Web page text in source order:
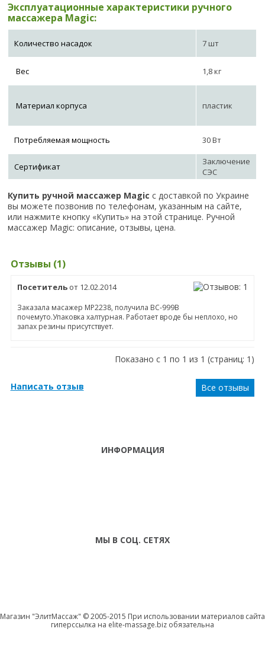
Эксплуатационные характеристики ручного
массажера Magic:
Количество насадок 7 шт
Вес 1,8 кг
Материал корпуса пластик
Потребляемая мощность 30 Вт
Сертификат
Заключение
СЭС
Купить ручной массажер Magic с доставкой по Украине
вы можете позвонив по телефонам, указанным на сайте,
или нажмите кнопку «Купить» на этой странице. Ручной
массажер Magic: описание, отзывы, цена.
Отзывы (1)
Посетительот 12.02.2014
Заказала масажер MР2238, получила ВС-999В
почемуто.Упаковка халтурная. Работает вроде бы неплохо, но
запах резины присутствует.
Показано с 1 по 1 из 1 (страниц: 1)
Написать отзыв Все отзывы
ИНФОРМАЦИЯ
МЫ В СОЦ. СЕТЯХ
Магазин "ЭлитМассаж" © 2005-2015 При использовании материалов сайта
гиперссылка на elite-massage.biz обязательна